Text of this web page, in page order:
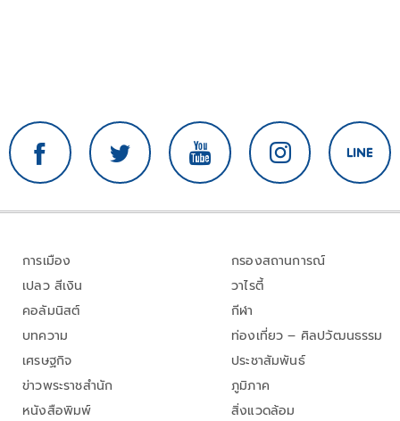
การเมือง
เปลว สีเงิน
คอลัมนิสต์
บทความ
เศรษฐกิจ
ข่าวพระราชสำนัก
หนังสือพิมพ์
กรองสถานการณ์
วาไรตี้
กีฬา
ท่องเที่ยว – ศิลปวัฒนธรรม
ประชาสัมพันธ์
ภูมิภาค
สิ่งแวดล้อม